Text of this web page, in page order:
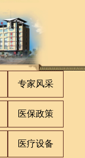
专家风采
医保政策
医疗设备